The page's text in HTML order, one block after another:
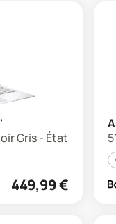
Gris - État correct
449,99€